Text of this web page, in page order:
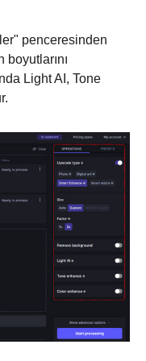
penceresinden
boyutlarını
Light AI, Tone